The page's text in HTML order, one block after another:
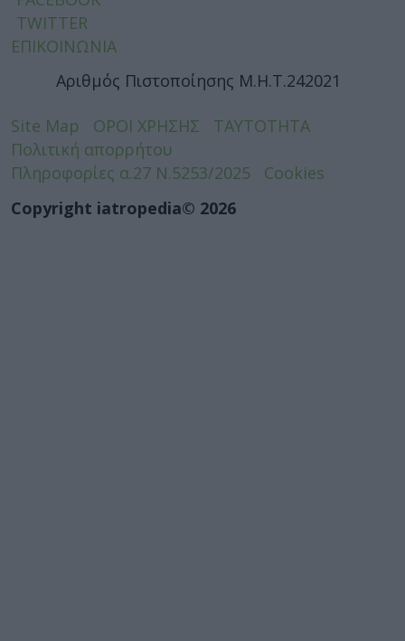
TWITTER
ΕΠΙΚΟΙΝΩΝΙΑ
Αριθμός Πιστοποίησης Μ.Η.Τ.242021
Site Map ΟΡΟΙ ΧΡΗΣΗΣ
ΤΑΥΤΟΤΗΤΑ
Πολιτική απορρήτου
Πληροφορίες α.27 Ν.5253/2025
Cookies
Copyright iatropedia© 2026